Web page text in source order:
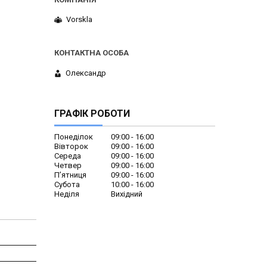
Vorskla
Олександр
ГРАФІК РОБОТИ
Понеділок 09:00
16:00
Вівторок
09:00
16:00
Середа
09:00
16:00
Четвер
09:00
16:00
Пʼятниця
09:00
16:00
Субота
10:00
16:00
Неділя
Вихідний